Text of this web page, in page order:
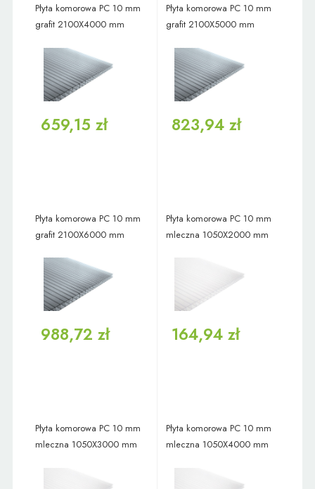
Płyta komorowa PC 10 mm
grafit 2100X4000 mm
659,15 zł
Płyta komorowa PC 10 mm
grafit 2100X5000 mm
823,94 zł
Płyta komorowa PC 10 mm
grafit 2100X6000 mm
988,72 zł
Płyta komorowa PC 10 mm
mleczna 1050X2000 mm
164,94 zł
Płyta komorowa PC 10 mm
mleczna 1050X3000 mm
Płyta komorowa PC 10 mm
mleczna 1050X4000 mm